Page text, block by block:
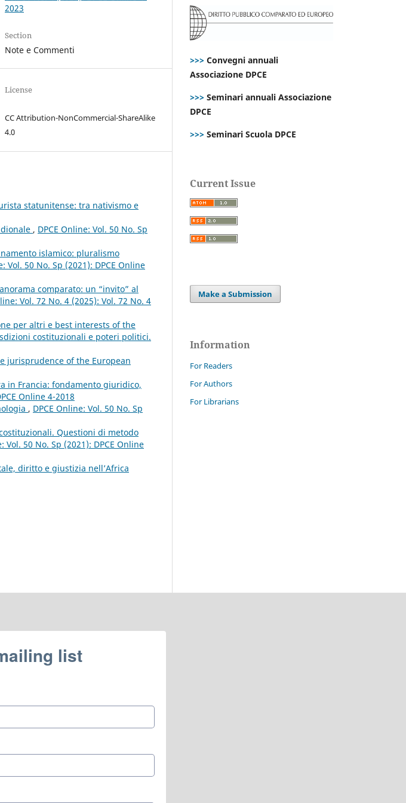
2023
Section
Note e Commenti
License
CC Attribution-NonCommercial-ShareAlike
4.0
statunitense: tra nativismo e
, DPCE Online: Vol. 50 No. Sp
islamico: pluralismo
Vol. 50 No. Sp (2021): DPCE Online
comparato: un “invito” al
Vol. 72 No. 4 (2025): Vol. 72 No. 4
per altri e best interests of the
costituzionali e poteri politici.
jurisprudence of the European
in Francia: fondamento giuridico,
Online 4-2018
, DPCE Online: Vol. 50 No. Sp
Questioni di metodo
Vol. 50 No. Sp (2021): DPCE Online
diritto e giustizia nell’Africa
>>> Convegni annuali
Associazione DPCE
>>> Seminari annuali Associazione
DPCE
>>> Seminari Scuola DPCE
Current Issue
Make a Submission
Information
For Readers
For Authors
For Librarians